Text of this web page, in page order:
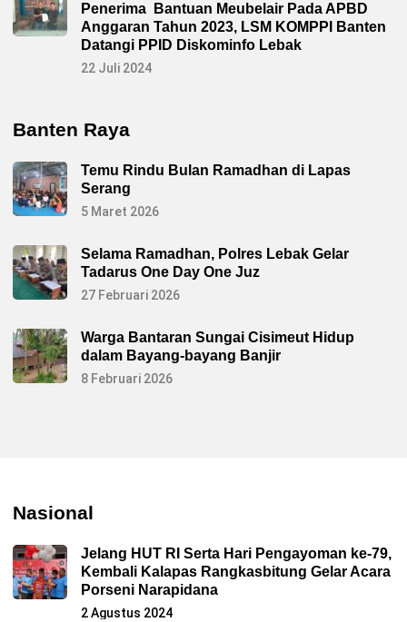
Penerima Bantuan Meubelair Pada APBD
Anggaran Tahun 2023, LSM KOMPPI Banten
Datangi PPID Diskominfo Lebak
22 Juli 2024
Banten Raya
Temu Rindu Bulan Ramadhan di Lapas
Serang
5 Maret 2026
Selama Ramadhan, Polres Lebak Gelar
Tadarus One Day One Juz
27 Februari 2026
Warga Bantaran Sungai Cisimeut Hidup
dalam Bayang-bayang Banjir
8 Februari 2026
Nasional
Jelang HUT RI Serta Hari Pengayoman ke-79,
Kembali Kalapas Rangkasbitung Gelar Acara
Porseni Narapidana
2 Agustus 2024